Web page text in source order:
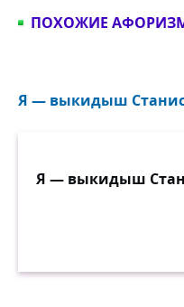
ПОХОЖИЕ
Я — выкидыш
Я — выкидыш